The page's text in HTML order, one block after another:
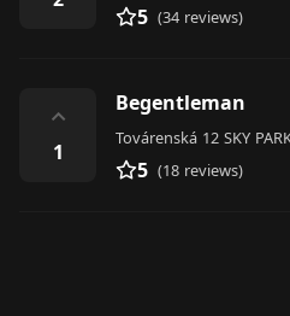
5 (34 reviews)
⌃
1
Begentleman
Továrenská 12 SKY
5 (18 reviews)